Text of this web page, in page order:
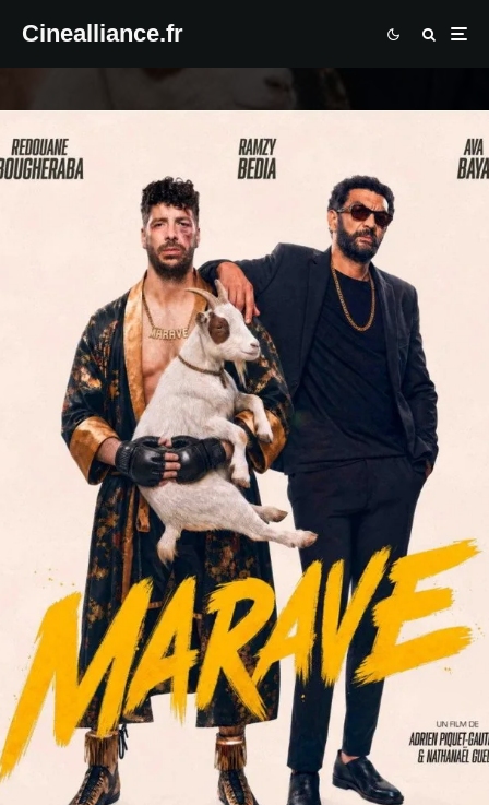
Cinealliance.fr